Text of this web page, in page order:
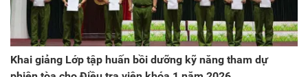
Khai giảng Lớp tập huấn bồi dưỡng kỹ năng tham dự